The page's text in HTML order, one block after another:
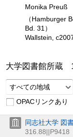
Monika Preuß
（Hamburger
Bd. 31）
Wallstein,
大学図書館所蔵
すべての地域
OPACリンクあり
同志社大学 図
316.88||P9418